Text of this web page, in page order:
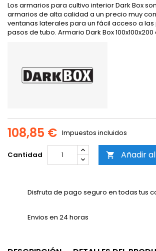
Los armarios para cultivo interior Dark Box
armarios de alta calidad a un precio muy
ventanas laterales para un fácil acceso a las
pasos de tubo. Armario Dark Box 100x100x200
108,85 € Impuestos incluidos
Cantidad  Añadir
Disfruta de pago seguro en todas tus
Envios en 24 horas